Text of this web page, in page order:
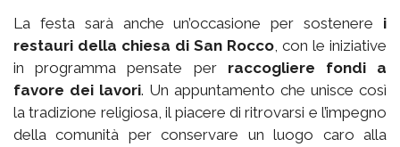
La festa sarà anche un’occasione per sostenere i
restauri della chiesa di San Rocco, con le iniziative
in programma pensate per raccogliere fondi a
favore dei lavori. Un appuntamento che unisce così
la tradizione religiosa, il piacere di ritrovarsi e l’impegno
della comunità per conservare un luogo caro alla